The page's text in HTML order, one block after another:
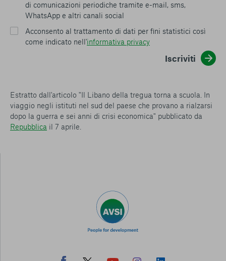
di comunicazioni periodiche tramite e-mail, sms,
WhatsApp e altri canali social
Acconsento al trattamento di dati per fini statistici così
come indicato nell'informativa privacy
Iscriviti
Estratto dall'articolo "Il Libano della tregua torna a scuola. In
viaggio negli istituti nel sud del paese che provano a rialzarsi
dopo la guerra e sei anni di crisi economica" pubblicato da
Repubblica il 7 aprile.